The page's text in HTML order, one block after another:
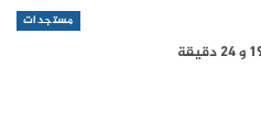
مستجدات